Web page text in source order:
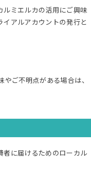
ミエルカの活用にご興味
アルアカウントの発行と
ご不明点がある場合は、
者に届けるためのローカル